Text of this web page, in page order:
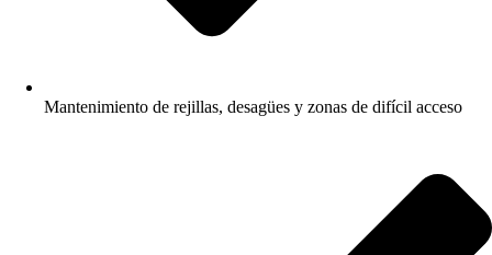
Mantenimiento de rejillas, desagües y zonas de difícil acceso